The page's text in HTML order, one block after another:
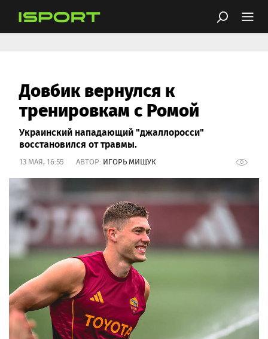
Довбик вернулся к
тренировкам с Ромой
Украинский нападающий "джаллоросси"
восстановился от травмы.
13 МАЯ, 16:55 АВТОР: ИГОРЬ МИЩУК